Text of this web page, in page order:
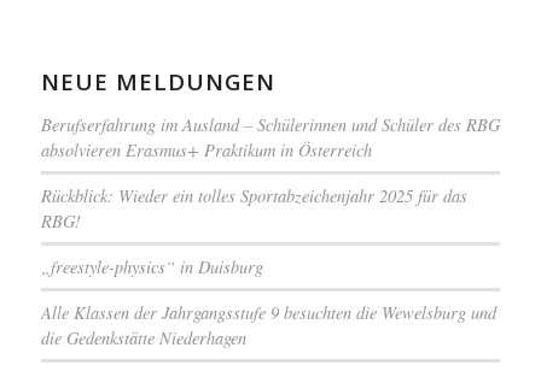
NEUE MELDUNGEN
Berufserfahrung im Ausland – Schülerinnen und Schüler des RBG
absolvieren Erasmus+ Praktikum in Österreich
Rückblick: Wieder ein tolles Sportabzeichenjahr 2025 für das
RBG!
„freestyle-physics“ in Duisburg
Alle Klassen der Jahrgangsstufe 9 besuchten die Wewelsburg und
die Gedenkstätte Niederhagen